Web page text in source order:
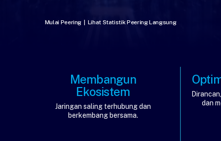
Mulai Peering | Lihat Statistik Peering Langsung
Membangun
Ekosistem
Jaringan saling terhubung dan
berkembang bersama.
dan